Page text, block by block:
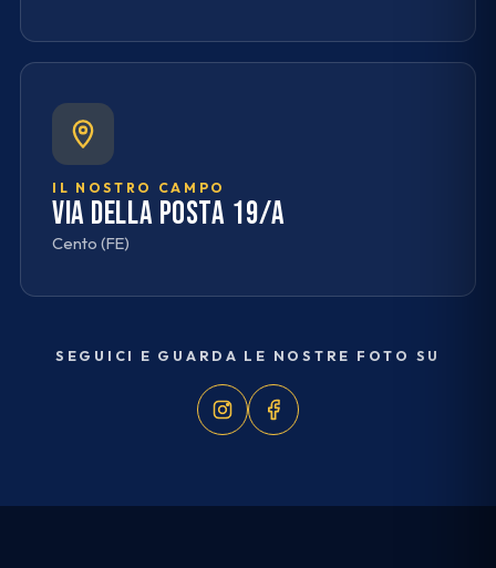
IL NOSTRO CAMPO
Via della Posta 19/A
Cento (FE)
SEGUICI E GUARDA LE NOSTRE FOTO SU